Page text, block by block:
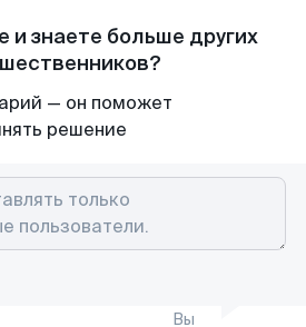
и знаете больше других
— он поможет
решение
Вы